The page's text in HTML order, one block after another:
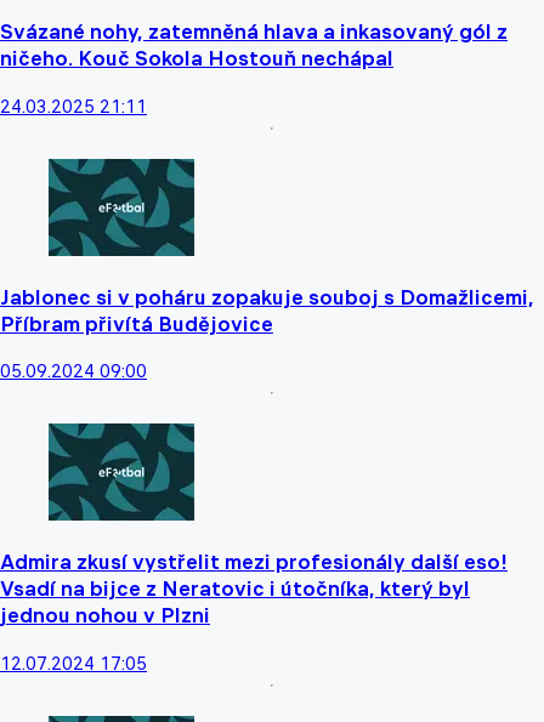
Svázané nohy, zatemněná hlava a inkasovaný gól z
ničeho. Kouč Sokola Hostouň nechápal
24.03.2025 21:11
Jablonec si v poháru zopakuje souboj s Domažlicemi,
Příbram přivítá Budějovice
05.09.2024 09:00
Admira zkusí vystřelit mezi profesionály další eso!
Vsadí na bijce z Neratovic i útočníka, který byl
jednou nohou v Plzni
12.07.2024 17:05